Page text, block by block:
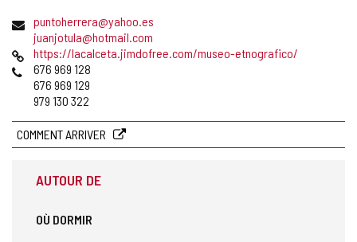
Adresse
de
courrier
électronique
puntoherrera@yahoo.es
juanjotula@hotmail.com
Page
Web
https://lacalceta.jimdofree.com/museo-etnografico/
Téléphones
676 969 128
676 969 129
979 130 322
COMMENT ARRIVER
AUTOUR DE
OÙ DORMIR